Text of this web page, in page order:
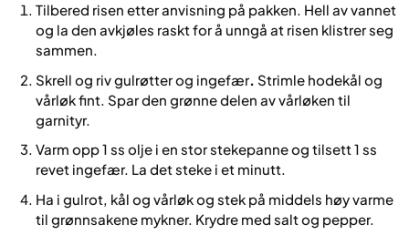
Tilbered risen etter anvisning på pakken. Hell av vannet
og la den avkjøles raskt for å unngå at risen klistrer seg
sammen.
Skrell og riv gulrøtter og ingefær. Strimle hodekål og
vårløk fint. Spar den grønne delen av vårløken til
garnityr.
Varm opp 1 ss olje i en stor stekepanne og tilsett 1 ss
revet ingefær. La det steke i et minutt.
Ha i gulrot, kål og vårløk og stek på middels høy varme
til grønnsakene mykner. Krydre med salt og pepper.